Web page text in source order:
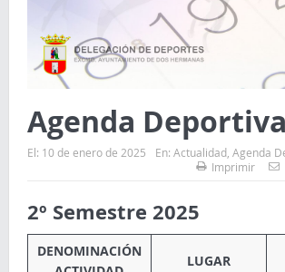
Agenda
El: 10 de enero de 2025 En: Actualidad, Agenda
Imprimir
2º Semestre 2025
DENOMINACIÓN
LUGAR